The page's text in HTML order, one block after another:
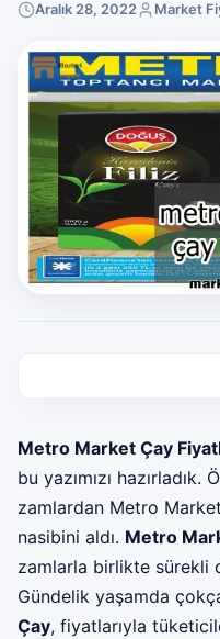
Aralık 28, 2022 Market
Metro Market Çay
bu yazımızı
zamlardan Metro
nasibini aldı. Metro
zamlarla birlikte sürekli
Gündelik yaşamda
Çay, fiyatlarıyla